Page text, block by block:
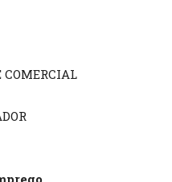
COMERCIAL